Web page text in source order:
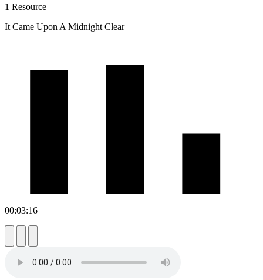
1 Resource
It Came Upon A Midnight Clear
00:03:16